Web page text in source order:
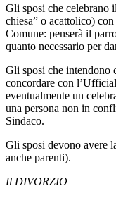
Gli sposi che celebrano
chiesa” o acattolico)
Comune: penserà il
quanto necessario per
Gli sposi che intendono
concordare con
eventualmente un
una persona non in
Sindaco.
Gli sposi devono avere
anche parenti).
Il DIVORZIO